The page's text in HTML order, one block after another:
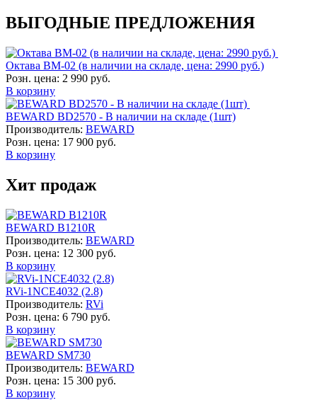
ВЫГОДНЫЕ ПРЕДЛОЖЕНИЯ
Октава ВМ-02 (в наличии на складе, цена: 2990 руб.)
Розн. цена: 2 990 руб.
В корзину
BEWARD BD2570 - В наличии на складе (1шт)
Производитель: BEWARD
Розн. цена: 17 900 руб.
В корзину
Хит продаж
BEWARD B1210R
Производитель: BEWARD
Розн. цена: 12 300 руб.
В корзину
RVi-1NCE4032 (2.8)
Производитель: RVi
Розн. цена: 6 790 руб.
В корзину
BEWARD SM730
Производитель: BEWARD
Розн. цена: 15 300 руб.
В корзину